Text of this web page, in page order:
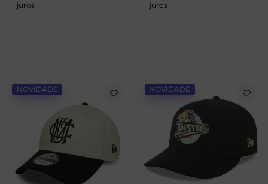
juros
juros
NOVIDADE NOVIDADE